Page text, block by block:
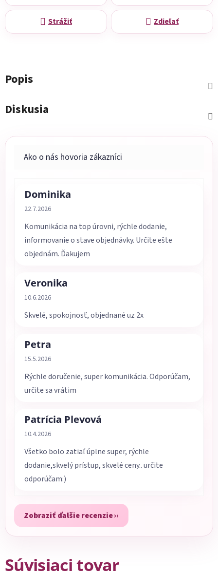
Strážiť Zdieľať
Popis
Diskusia
Dominika
Hodnotenie obchodu je 5 z 5 hviezdičiek.
22.7.2026
Komunikácia na top úrovni, rýchle dodanie,
informovanie o stave objednávky. Určite ešte
objednám. Ďakujem
Veronika
Hodnotenie obchodu je 5 z 5 hviezdičiek.
10.6.2026
Skvelé, spokojnosť, objednané uz 2x
Petra
Hodnotenie obchodu je 5 z 5 hviezdičiek.
15.5.2026
Rýchle doručenie, super komunikácia. Odporúčam,
určite sa vrátim
Patrícia Plevová
Hodnotenie obchodu je 5 z 5 hviezdičiek.
10.4.2026
Všetko bolo zatiaľ úplne super, rýchle
dodanie,skvelý prístup, skvelé ceny.. určite
odporúčam:)
Zobraziť ďalšie recenzie
Súvisiaci tovar